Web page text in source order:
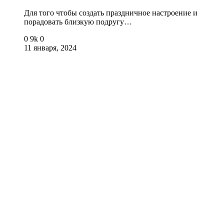
Для того чтобы создать праздничное настроение и
порадовать близкую подругу…
0 9k 0
11 января, 2024